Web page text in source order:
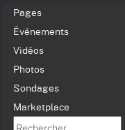
Pages
Événements
Vidéos
Photos
Sondages
Marketplace